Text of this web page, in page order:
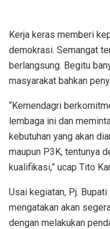
Kerja keras memberi
demokrasi. Semangat
berlangsung. Begitu
masyarakat bahkan
“Kemendagri
lembaga ini dan
kebutuhan yang akan
maupun P3K, tentunya
kualifikasi,” ucap Tito
Usai kegiatan, Pj.
mengatakan akan
dengan melakukan